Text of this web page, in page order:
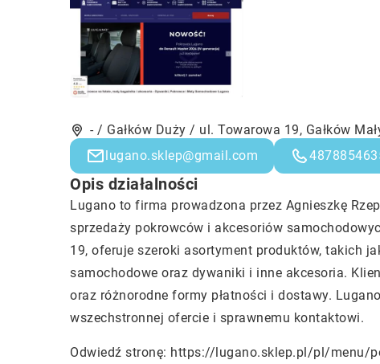
- / Gałków Duży / ul. Towarowa 19, Gałków
lugano.sklep@gmail.com
Opis działalności
Lugano to firma prowadzona przez Agnieszkę
sprzedaży pokrowców i akcesoriów
19, oferuje szeroki asortyment produktów, takich
samochodowe oraz dywaniki i inne akcesoria.
oraz różnorodne formy płatności i dostawy.
wszechstronnej ofercie i sprawnemu kontaktowi.
Odwiedź stronę: https://lugano.sklep.pl/pl/menu/